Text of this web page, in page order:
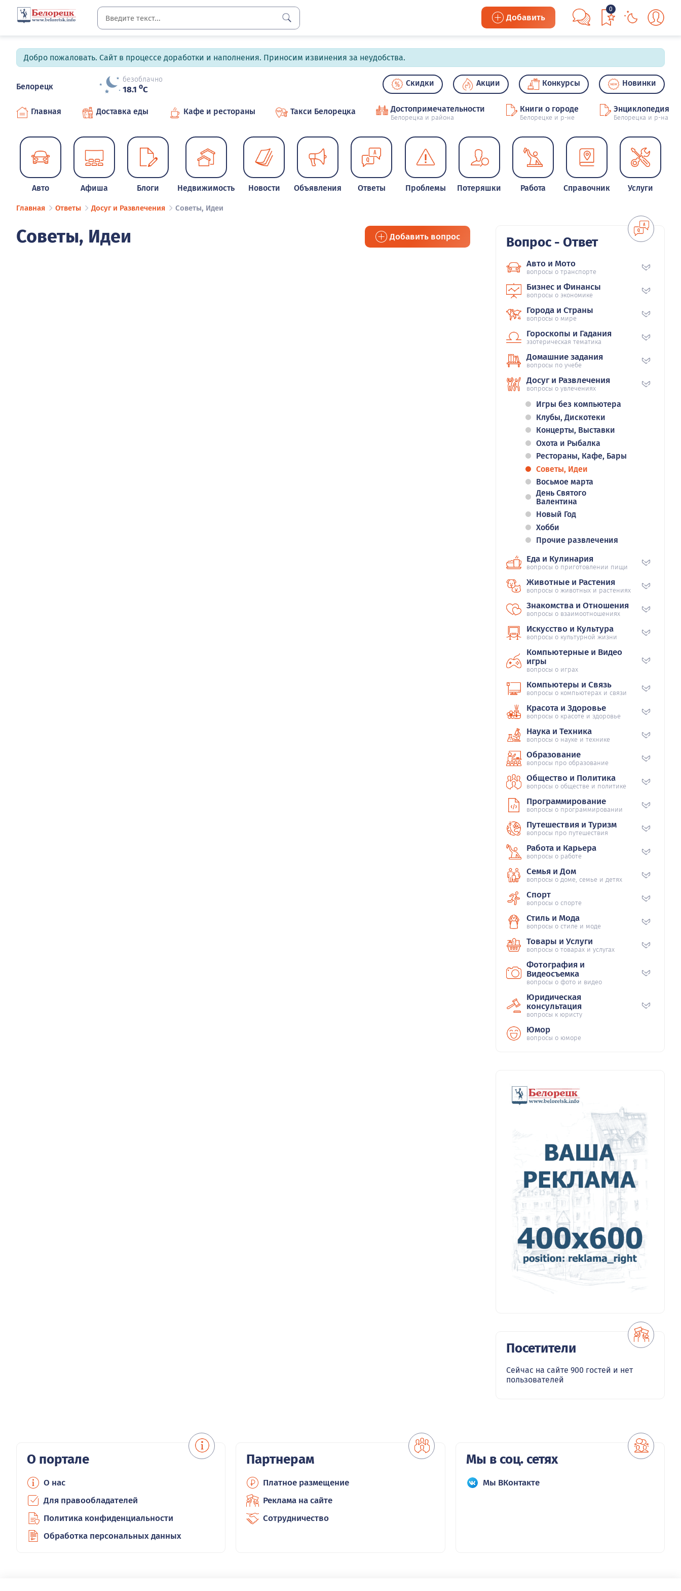
Добавить
0
Добро пожаловать. Сайт в процессе доработки и наполнения. Приносим извинения за неудобства.
Белорецк
безоблачно
18.1 oC
Скидки Акции Конкурсы Новинки
Главная Доставка еды Кафе и рестораны Такси Белорецка Достопримечательности
Белорецка и района
Книги о городе
Белорецке и р-не
Энциклопедия
Белорецка и р-на
Авто Афиша Блоги Недвижимость Новости Объявления Ответы Проблемы Потеряшки Работа Справочник Услуги
Главная Ответы Досуг и Развлечения Советы, Идеи
Советы, Идеи Добавить вопрос Вопрос - Ответ
Авто и Мото
вопросы о транспорте
Бизнес и Финансы
вопросы о экономике
Города и Страны
вопросы о мире
Гороскопы и Гадания
эзотерическая тематика
Домашние задания
вопросы по учебе
Досуг и Развлечения
вопросы о увлечениях
Игры без компьютера
Клубы, Дискотеки
Концерты, Выставки
Охота и Рыбалка
Рестораны, Кафе, Бары
Советы, Идеи
Восьмое марта
День Святого
Валентина
Новый Год
Хобби
Прочие развлечения
Еда и Кулинария
вопросы о приготовлении пищи
Животные и Растения
вопросы о животных и растениях
Знакомства и Отношения
вопросы о взаимоотношениях
Искусство и Культура
вопросы о культурной жизни
Компьютерные и Видео
игры
вопросы о играх
Компьютеры и Связь
вопросы о компьютерах и связи
Красота и Здоровье
вопросы о красоте и здоровье
Наука и Техника
вопросы о науке и технике
Образование
вопросы про образование
Общество и Политика
вопросы о обществе и политике
Программирование
вопросы о программировании
Путешествия и Туризм
вопросы про путешествия
Работа и Карьера
вопросы о работе
Семья и Дом
вопросы о доме, семье и детях
Спорт
вопросы о спорте
Стиль и Мода
вопросы о стиле и моде
Товары и Услуги
вопросы о товарах и услугах
Фотография и
Видеосъемка
вопросы о фото и видео
Юридическая
консультация
вопросы к юристу
Юмор
вопросы о юморе
Посетители
Сейчас на сайте 900 гостей и нет
пользователей
О портале
О нас
Для правообладателей
Политика конфиденциальности
Обработка персональных данных
Партнерам
Платное размещение
Реклама на сайте
Сотрудничество
Мы в соц. сетях
Мы ВКонтакте